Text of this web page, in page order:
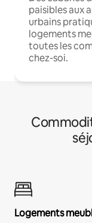
paisibles aux
urbains
logements
toutes les
chez-soi.
Logements